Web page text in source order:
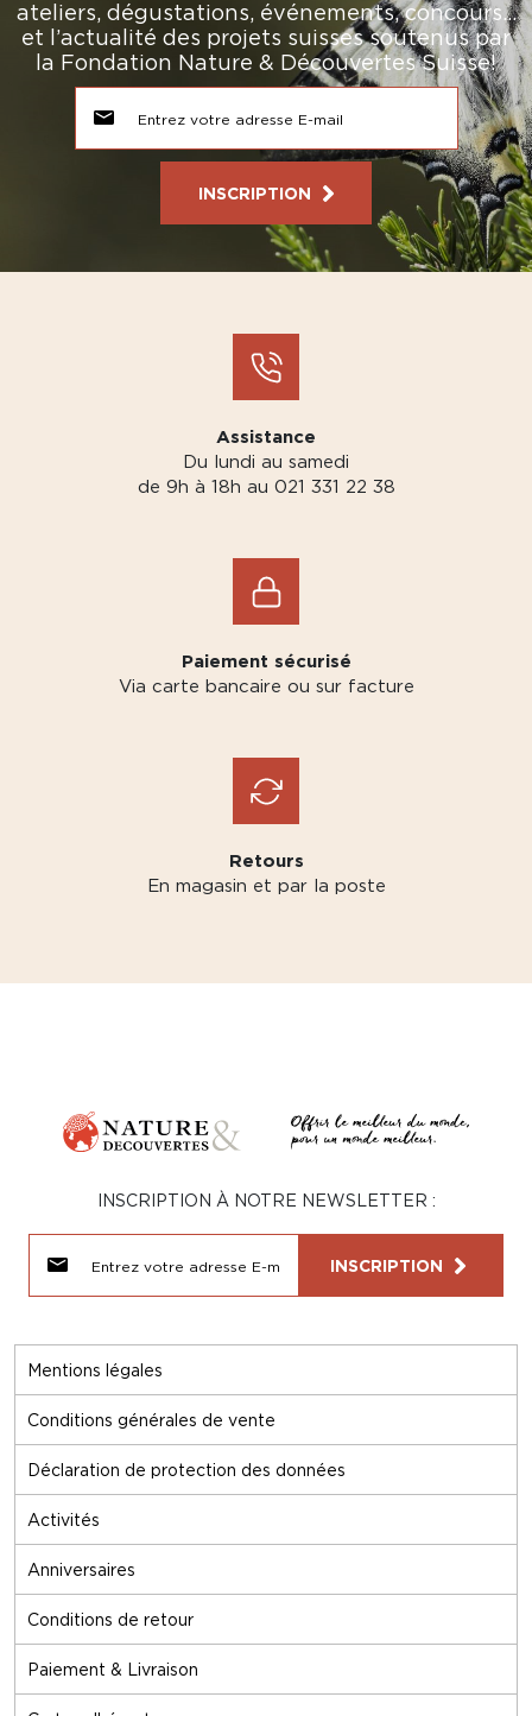
ateliers, dégustations, événements, concours…
et l’actualité des projets suisses soutenus par
la Fondation Nature & Découvertes Suisse!
INSCRIPTION
Assistance
Du lundi au samedi
de 9h à 18h au 021 331 22 38
Paiement sécurisé
Via carte bancaire ou sur facture
Retours
En magasin et par la poste
Mentions légales
Conditions générales de vente
Déclaration de protection des données
Activités
Anniversaires
Conditions de retour
Paiement & Livraison
INSCRIPTION À NOTRE NEWSLETTER :
INSCRIPTION